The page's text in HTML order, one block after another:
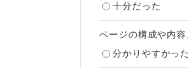
十分だった
ページの構成や内
分かりやすかった